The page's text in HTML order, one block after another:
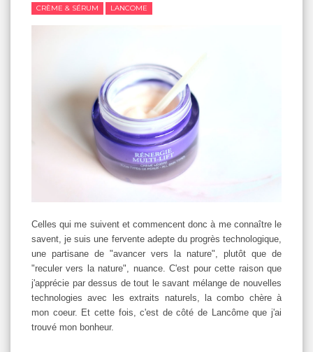
CRÈME & SÉRUM LANCOME
Celles qui me suivent et commencent donc à me connaître le
savent, je suis une fervente adepte du progrès technologique,
une partisane de "avancer vers la nature", plutôt que de
"reculer vers la nature", nuance. C'est pour cette raison que
j'apprécie par dessus de tout le savant mélange de nouvelles
technologies avec les extraits naturels, la combo chère à
mon coeur. Et cette fois, c'est de côté de Lancôme que j'ai
trouvé mon bonheur.